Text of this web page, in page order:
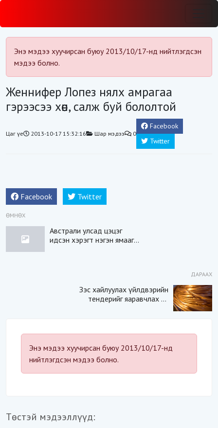
Энэ мэдээ хуучирсан буюу 2013/10/17-нд нийтлэгдсэн
мэдээ болно.
Женнифер Лопез нялх амрагаа
гэрээсээ хөөн, салж буй бололтой
Цаг үе 2013-10-17 15:32:16 Шар мэдээ 0
Facebook
Twitter
Facebook Twitter
ӨМНӨХ
Австрали улсад цэцэг
идсэн хэрэгт нэгэн ямааг
ДАРААХ
Зэс хайлуулах үйлдвэрийн
тендерийг яаравчлах нь
Энэ мэдээ хуучирсан буюу 2013/10/17-нд
нийтлэгдсэн мэдээ болно.
Төстэй мэдээллүүд: